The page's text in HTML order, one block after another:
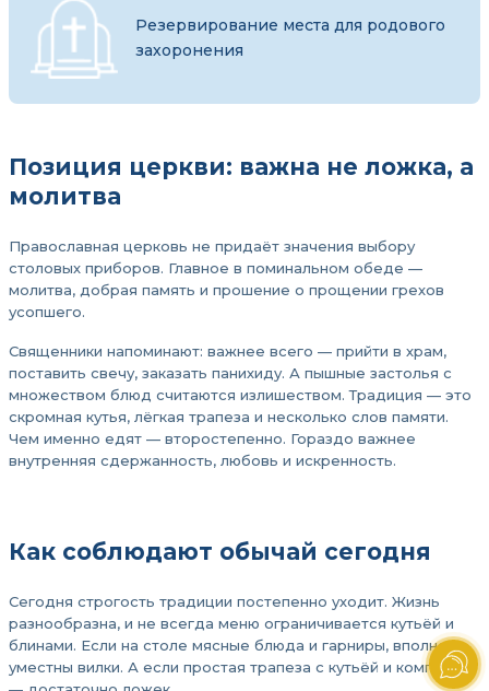
Резервирование места для родового
захоронения
Позиция церкви: важна не ложка, а
молитва
Православная церковь не придаёт значения выбору
столовых приборов. Главное в поминальном обеде —
молитва, добрая память и прошение о прощении грехов
усопшего.
Священники напоминают: важнее всего — прийти в храм,
поставить свечу, заказать панихиду. А пышные застолья с
множеством блюд считаются излишеством. Традиция — это
скромная кутья, лёгкая трапеза и несколько слов памяти.
Чем именно едят — второстепенно. Гораздо важнее
внутренняя сдержанность, любовь и искренность.
Как соблюдают обычай сегодня
Сегодня строгость традиции постепенно уходит. Жизнь
разнообразна, и не всегда меню ограничивается кутьёй и
блинами. Если на столе мясные блюда и гарниры, вполне
уместны вилки. А если простая трапеза с кутьёй и компотом